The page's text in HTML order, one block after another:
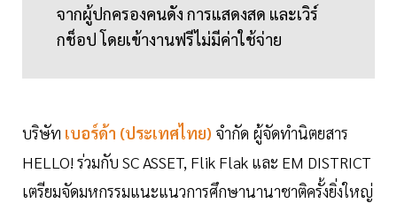
จากผู้ปกครองคนดัง การแสดงสด และเวิร์
กช็อป โดยเข้างานฟรีไม่มีค่าใช้จ่าย
บริษัท เบอร์ด้า (ประเทศไทย) จำกัด ผู้จัดทำนิตยสาร
HELLO! ร่วมกับ SC ASSET, Flik Flak และ EM DISTRICT
เตรียมจัดมหกรรมแนะแนวการศึกษานานาชาติครั้งยิ่งใหญ่